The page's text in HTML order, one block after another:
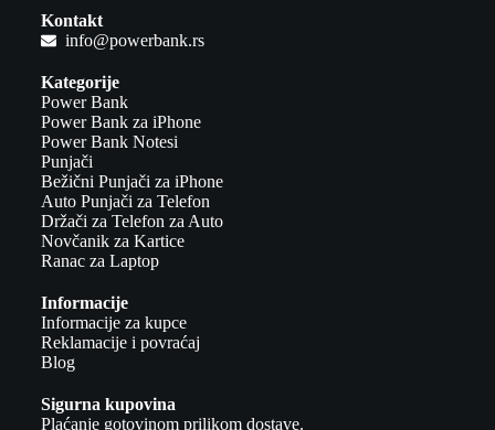
Kontakt
info@powerbank.rs
Kategorije
Power Bank
Power Bank za iPhone
Power Bank Notesi
Punjači
Bežični Punjači za iPhone
Auto Punjači za Telefon
Držači za Telefon za Auto
Novčanik za Kartice
Ranac za Laptop
Informacije
Informacije za kupce
Reklamacije i povraćaj
Blog
Sigurna kupovina
Plaćanje gotovinom prilikom dostave.